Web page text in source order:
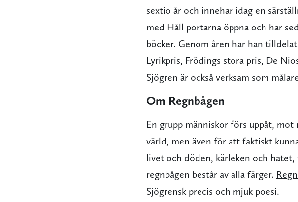
sextio år och innehar idag en
med Håll portarna öppna och har
böcker. Genom åren har han
Lyrikpris, Frödings stora pris, De
Sjögren är också verksam som
Om Regnbågen
En grupp människor förs uppåt,
värld, men även för att faktiskt
livet och döden, kärleken och
regnbågen består av alla färger.
Sjögrensk precis och mjuk poesi.